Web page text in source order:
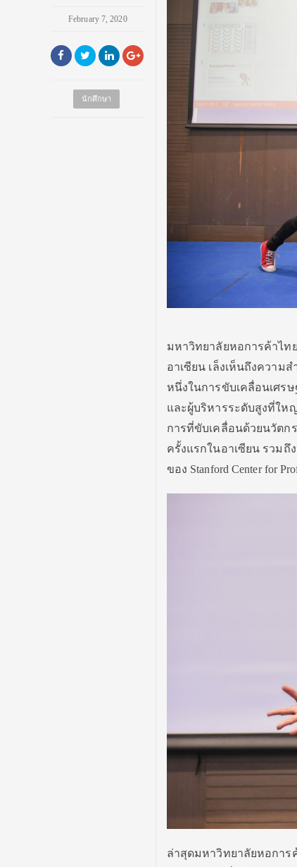
February 7, 2020
นักศึกษา
มหาวิทยาลัยหอการค้าไ
อาเซียน เล็งเห็นถึงควา
หนึ่งในการขับเคลื่อนเศรษ
และผู้บริหารระดับสูงที่ให
การที่ขับเคลื่อนด้วยนวัตก
ครั้งแรกในอาเซียน รวม
ของ Stanford Center for
ล่าสุดมหาวิทยาลัยหอการค้